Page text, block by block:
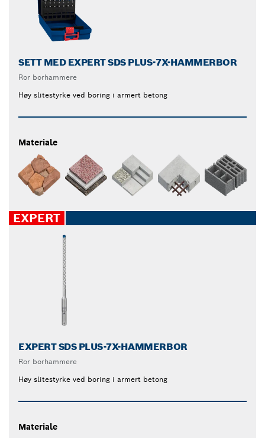
SETT MED EXPERT SDS PLUS-7X-HAMMERBOR
Ror borhammere
Høy slitestyrke ved boring i armert betong
Materiale
EXPERT
EXPERT SDS PLUS-7X-HAMMERBOR
Ror borhammere
Høy slitestyrke ved boring i armert betong
Materiale